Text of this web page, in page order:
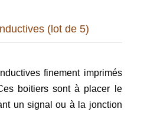
(lot de 5)
finement imprimés
boitiers sont à placer le
un signal ou à la jonction